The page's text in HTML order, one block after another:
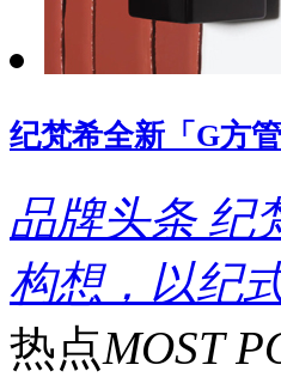
纪梵希全新「G方
品牌头条 纪
构想，以纪
热点MOST